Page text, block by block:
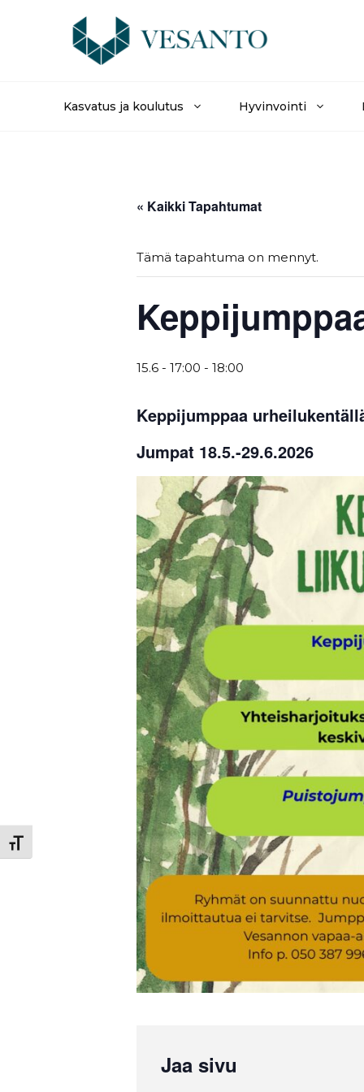
Toggle Font size
Kasvatus ja koulutus Hyvinvointi
« Kaikki Tapahtumat
Tämä tapahtuma on mennyt.
15.6 - 17:00 - 18:00
Keppijumppaa
Jumpat 18.5.-29.6.2026
Jaa sivu